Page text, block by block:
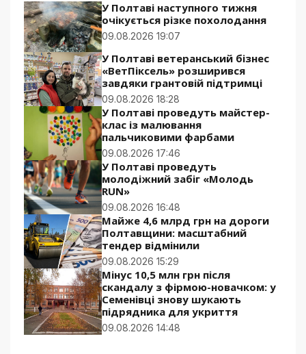
У Полтаві наступного тижня
очікується різке похолодання
09.08.2026 19:07
У Полтаві ветеранський бізнес
«ВетПіксель» розширився
завдяки грантовій підтримці
09.08.2026 18:28
У Полтаві проведуть майстер-
клас із малювання
пальчиковими фарбами
09.08.2026 17:46
У Полтаві проведуть
молодіжний забіг «Молодь
RUN»
09.08.2026 16:48
Майже 4,6 млрд грн на дороги
Полтавщини: масштабний
тендер відмінили
09.08.2026 15:29
Мінус 10,5 млн грн після
скандалу з фірмою-новачком: у
Семенівці знову шукають
підрядника для укриття
09.08.2026 14:48